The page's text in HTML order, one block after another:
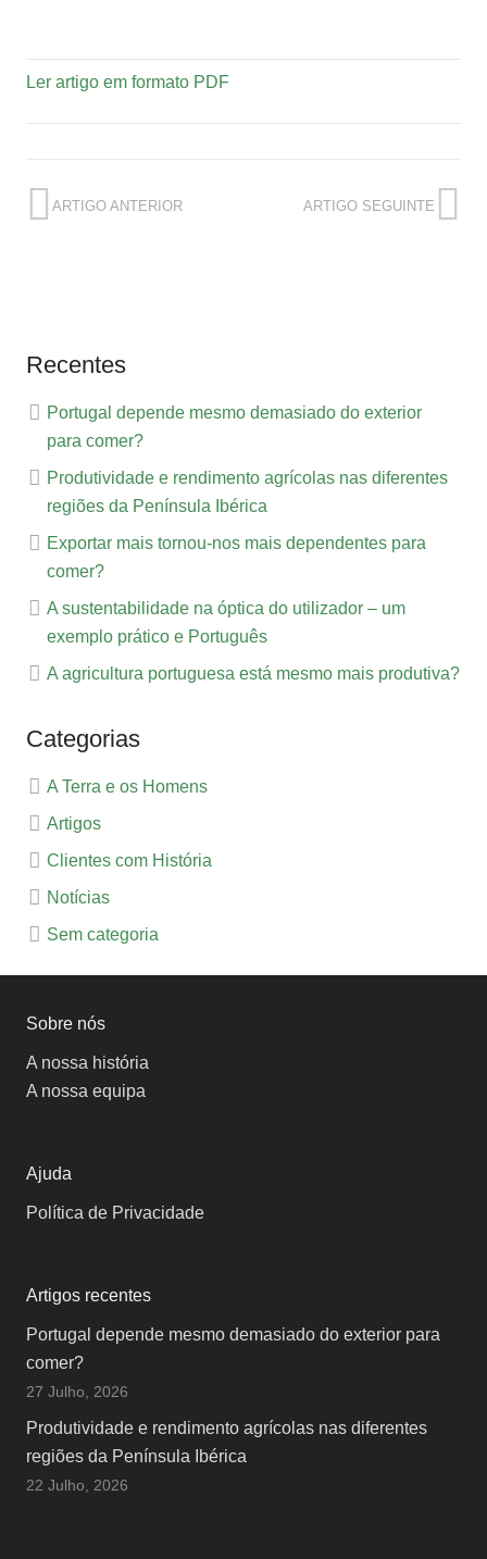
Ler artigo em formato PDF
ARTIGO ANTERIOR ARTIGO SEGUINTE
Recentes
Portugal depende mesmo demasiado do exterior
para comer?
Produtividade e rendimento agrícolas nas diferentes
regiões da Península Ibérica
Exportar mais tornou-nos mais dependentes para
comer?
A sustentabilidade na óptica do utilizador – um
exemplo prático e Português
A agricultura portuguesa está mesmo mais produtiva?
Categorias
A Terra e os Homens
Artigos
Clientes com História
Notícias
Sem categoria
Sobre nós
A nossa história
A nossa equipa
Ajuda
Política de Privacidade
Artigos recentes
Portugal depende mesmo demasiado do exterior para
comer?
27 Julho, 2026
Produtividade e rendimento agrícolas nas diferentes
regiões da Península Ibérica
22 Julho, 2026